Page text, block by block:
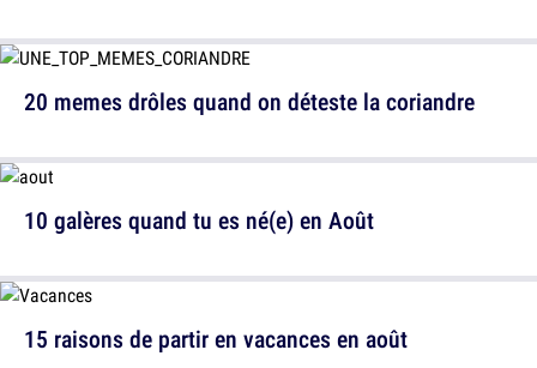
20 memes drôles quand on déteste la coriandre
15 raisons de partir en vacances en août
10 galères quand tu es né(e) en Août